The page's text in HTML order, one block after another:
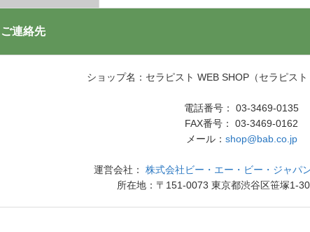
ご連絡先
ショップ名：セラピスト WEB SHOP（セラピスト
電話番号： 03-3469-0135
FAX番号： 03-3469-0162
メール： shop@bab.co.jp
運営会社： 株式会社ビー・エー・ビー・ジャパ
所在地：〒151-0073 東京都渋谷区笹塚1-